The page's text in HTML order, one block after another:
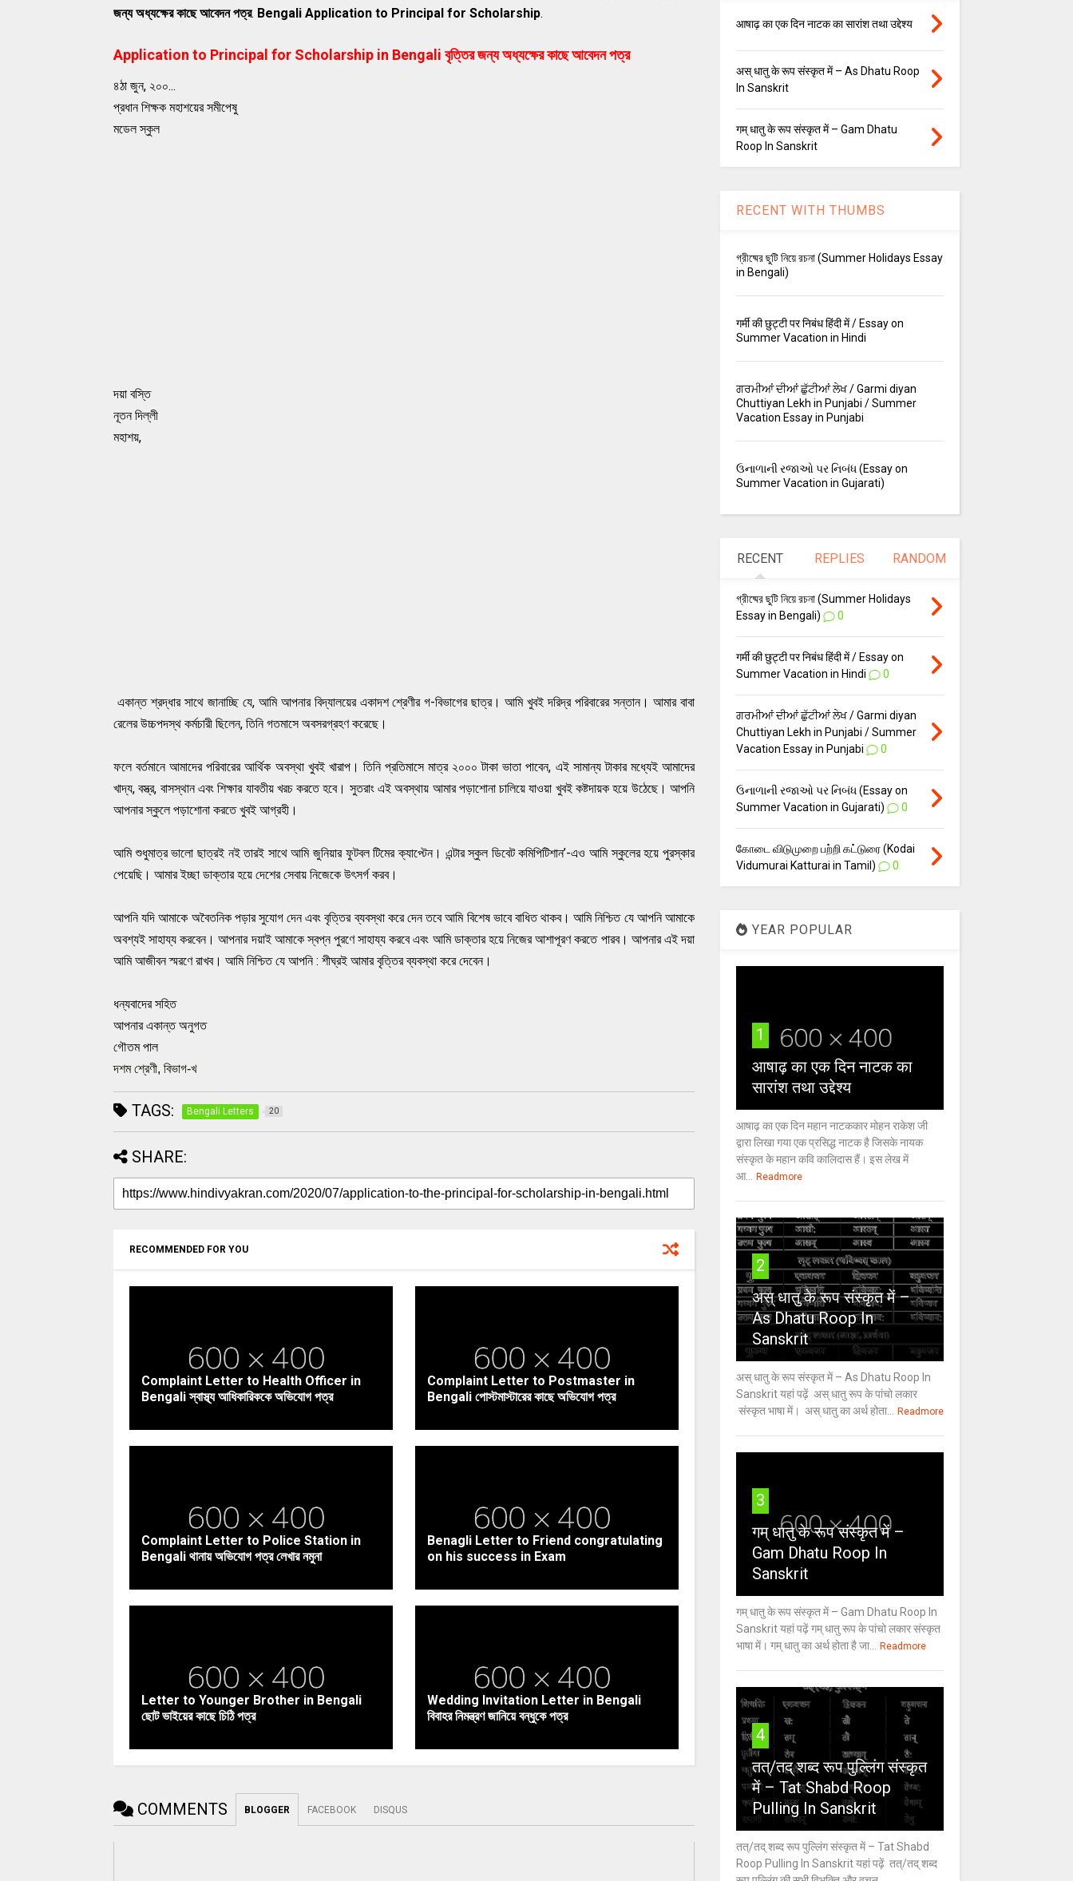
জন্য অধ্যক্ষের কাছে আবেদন পত্র. Bengali Application to Principal for Scholarship.
Application to Principal for Scholarship in Bengali বৃত্তির জন্য অধ্যক্ষের কাছে আবেদন পত্র
৪ঠা জুন, ২০০...
প্রধান শিক্ষক মহাশয়ের সমীপেষু
মডেল স্কুল
দয়া বস্তি
নূতন দিল্লী
মহাশয়,
একান্ত শ্রদ্ধার সাথে জানাচ্ছি যে, আমি আপনার বিদ্যালয়ের একাদশ শ্রেণীর গ-বিভাগের ছাত্র। আমি খুবই দরিদ্র পরিবারের সন্তান। আমার বাবা
রেলের উচ্চপদস্থ কর্মচারী ছিলেন, তিনি গতমাসে অবসরগ্রহণ করেছে।
ফলে বর্তমানে আমাদের পরিবারের আর্থিক অবস্থা খুবই খারাপ। তিনি প্রতিমাসে মাত্র ২০০০ টাকা ভাতা পাবেন, এই সামান্য টাকার মধ্যেই আমাদের
খাদ্য, বস্ত্র, বাসস্থান এবং শিক্ষার যাবতীয় খরচ করতে হবে। সুতরাং এই অবস্থায় আমার পড়াশােনা চালিয়ে যাওয়া খুবই কষ্টদায়ক হয়ে উঠেছে। আপনি
আপনার স্কুলে পড়াশােনা করতে খুবই আগ্রহী।
আমি শুধুমাত্র ভালাে ছাত্রই নই তারই সাথে আমি জুনিয়ার ফুটবল টিমের ক্যাপ্টেন। এন্টার স্কুল ডিবেট কমিপিটিশান’-এও আমি স্কুলের হয়ে পুরস্কার
পেয়েছি। আমার ইচ্ছা ডাক্তার হয়ে দেশের সেবায় নিজেকে উৎসর্গ করব।
আপনি যদি আমাকে অবৈতনিক পড়ার সুযােগ দেন এবং বৃত্তির ব্যবস্থা করে দেন তবে আমি বিশেষ ভাবে বাধিত থাকব। আমি নিশ্চিত যে আপনি আমাকে
অবশ্যই সাহায্য করবেন। আপনার দয়াই আমাকে স্বপ্ন পুরণে সাহায্য করবে এবং আমি ডাক্তার হয়ে নিজের আশাপূরণ করতে পারব। আপনার এই দয়া
আমি আজীবন স্মরণে রাখব। আমি নিশ্চিত যে আপনি : শীঘ্রই আমার বৃত্তির ব্যবস্থা করে দেবেন।
ধন্যবাদের সহিত
আপনার একান্ত অনুগত
গৌতম পাল
দশম শ্রেণী, বিভাগ-খ
TAGS: Bengali Letters 20
SHARE:
RECOMMENDED FOR YOU
Complaint Letter to Health Officer in
Bengali স্বাস্থ্য আধিকারিককে অভিযোগ পত্র
Complaint Letter to Postmaster in
Bengali পোস্টমাস্টারের কাছে অভিযোগ পত্র
Complaint Letter to Police Station in
Bengali থানায় অভিযোগ পত্র লেখার নমুনা
Benagli Letter to Friend congratulating
on his success in Exam
Letter to Younger Brother in Bengali
ছোট ভাইয়ের কাছে চিঠি পত্র
Wedding Invitation Letter in Bengali
বিবাহর নিমন্ত্রণ জানিয়ে বন্ধুকে পত্র
COMMENTS BLOGGER FACEBOOK DISQUS
आषाढ़ का एक दिन नाटक का सारांश तथा उद्देश्य
अस् धातु के रूप संस्कृत में – As Dhatu Roop
In Sanskrit
गम् धातु के रूप संस्कृत में – Gam Dhatu
Roop In Sanskrit
RECENT WITH THUMBS
গ্রীষ্মের ছুটি নিয়ে রচনা (Summer Holidays Essay
in Bengali)
गर्मी की छुट्टी पर निबंध हिंदी में / Essay on
Summer Vacation in Hindi
ਗਰਮੀਆਂ ਦੀਆਂ ਛੁੱਟੀਆਂ ਲੇਖ / Garmi diyan
Chuttiyan Lekh in Punjabi / Summer
Vacation Essay in Punjabi
ઉનાળાની રજાઓ પર નિબંધ (Essay on
Summer Vacation in Gujarati)
RECENT REPLIES RANDOM
গ্রীষ্মের ছুটি নিয়ে রচনা (Summer Holidays
Essay in Bengali)
0
गर्मी की छुट्टी पर निबंध हिंदी में / Essay on
Summer Vacation in Hindi
0
ਗਰਮੀਆਂ ਦੀਆਂ ਛੁੱਟੀਆਂ ਲੇਖ / Garmi diyan
Chuttiyan Lekh in Punjabi / Summer
Vacation Essay in Punjabi
0
ઉનાળાની રજાઓ પર નિબંધ (Essay on
Summer Vacation in Gujarati)
0
கோடை விடுமுறை பற்றி கட்டுரை (Kodai
Vidumurai Katturai in Tamil)
0
YEAR POPULAR
1
आषाढ़ का एक दिन नाटक का
सारांश तथा उद्देश्य
आषाढ़ का एक दिन महान नाटककार मोहन राकेश जी
द्वारा लिखा गया एक प्रसिद्ध नाटक है जिसके नायक
संस्कृत के महान कवि कालिदास हैं। इस लेख में
आ... Readmore
2
अस् धातु के रूप संस्कृत में –
As Dhatu Roop In
Sanskrit
अस् धातु के रूप संस्कृत में – As Dhatu Roop In
Sanskrit यहां पढ़ें अस् धातु रूप के पांचो लकार
संस्कृत भाषा में। अस् धातु का अर्थ होता... Readmore
3
गम् धातु के रूप संस्कृत में –
Gam Dhatu Roop In
Sanskrit
गम् धातु के रूप संस्कृत में – Gam Dhatu Roop In
Sanskrit यहां पढ़ें गम् धातु रूप के पांचो लकार संस्कृत
भाषा में। गम् धातु का अर्थ होता है जा... Readmore
4
तत्/तद् शब्द रूप पुल्लिंग संस्कृत
में – Tat Shabd Roop
Pulling In Sanskrit
तत्/तद् शब्द रूप पुल्लिंग संस्कृत में – Tat Shabd
Roop Pulling In Sanskrit यहां पढ़ें तत्/तद् शब्द